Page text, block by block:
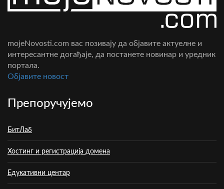
mojeNovosti.com вас позивају да објавите актуелне и
интересантне догађаје, да постанете новинар и уредник
портала.
Oбјавите новост
Препоручујемо
БитЛаб
Хостинг и регистрација домена
Едукативни центар